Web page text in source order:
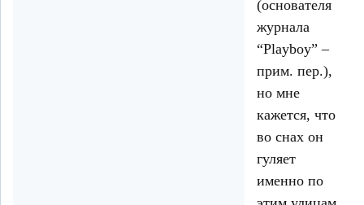
(основателя
журнала
“Playboy” –
прим. пер.),
но мне
кажется, что
во снах он
гуляет
именно по